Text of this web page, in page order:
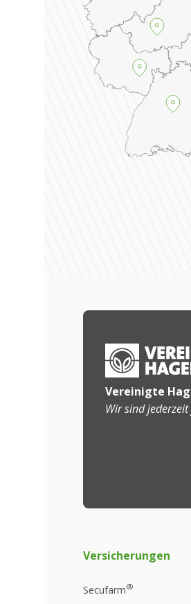
Vereinigte
Wir sind
Versicherungen
Secufarm®